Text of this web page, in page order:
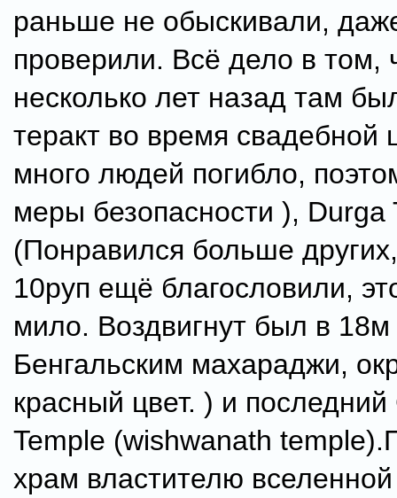
раньше не обыскивали,
проверили. Всё дело в том,
несколько лет назад там
теракт во время свадебной
много людей погибло,
меры безопасности ), Durga
(Понравился больше
10руп ещё благословили,
мило. Воздвигнут был в 18м
Бенгальским махараджи,
красный цвет. ) и
Temple (wishwanath
храм властителю